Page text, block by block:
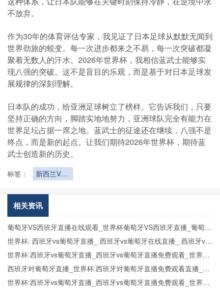
不放弃。
作为30年的体育评估专家，我见证了日本足球从默默无闻到
世界劲旅的蜕变。每一次进步都来之不易，每一次突破都凝
聚着无数人的汗水。2026年世界杯，我相信蓝武士能够实
现八强的突破。这不是盲目的乐观，而是基于对日本足球发
展规律的深刻理解。
日本队的成功，给亚洲足球树立了榜样。它告诉我们，只要
坚持正确的方向，脚踏实地地努力，亚洲球队完全有能力在
世界足坛占据一席之地。蓝武士的征途还在继续，八强不是
终点，而是新的起点。让我们期待2026年世界杯，期待蓝
武士创造新的历史。
标签：
新西兰VS
西兰VS埃
及在线直播
相关资讯
葡萄牙VS西班牙直播在线观看_世界杯葡萄牙VS西班牙直播_葡萄牙
VS西班牙比赛观看直达入口
世界杯: 西班牙vs葡萄牙直播_ 西班牙vs葡萄牙在线直播_ 西班牙vs
葡萄牙CCTV5直播入口-24直播网
世界杯:西班牙vs葡萄牙直播_西班牙vs葡萄牙直播免费观看_世界杯
今日西班牙vs葡萄牙直播在线观看高清视频直播
西班牙对葡萄牙直播_世界杯:西班牙对葡萄牙直播免费观看直播_世
界杯西班牙对葡萄牙直播在线观看高清无插件
世界杯:西班牙vs葡萄牙直播_西班牙vs葡萄牙直播免费观看_世界杯